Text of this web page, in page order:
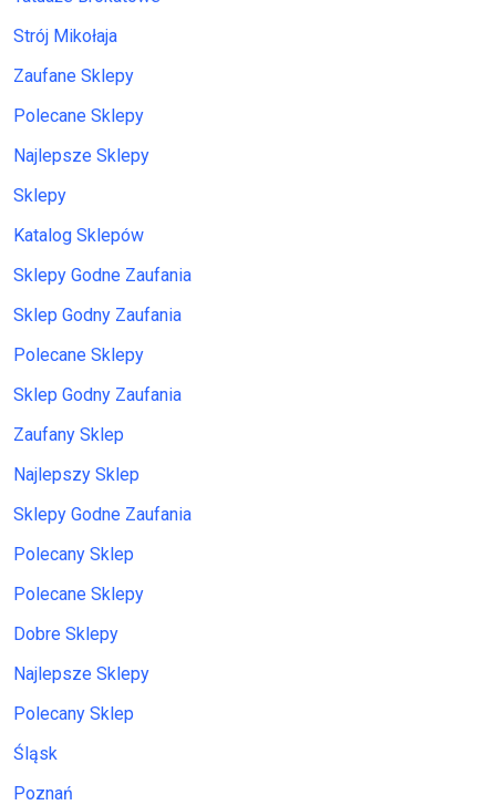
Strój Mikołaja
Zaufane Sklepy
Polecane Sklepy
Najlepsze Sklepy
Sklepy
Katalog Sklepów
Sklepy Godne Zaufania
Sklep Godny Zaufania
Polecane Sklepy
Sklep Godny Zaufania
Zaufany Sklep
Najlepszy Sklep
Sklepy Godne Zaufania
Polecany Sklep
Polecane Sklepy
Dobre Sklepy
Najlepsze Sklepy
Polecany Sklep
Śląsk
Poznań